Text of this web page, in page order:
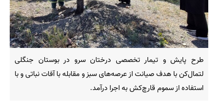
طرح پایش و تیمار تخصصی درختان سرو در بوستان جنگلی
لتمال‌کن با هدف صیانت از عرصه‌های سبز و مقابله با آفات نباتی و با
استفاده از سموم قارچ‌کش به اجرا درآمد.